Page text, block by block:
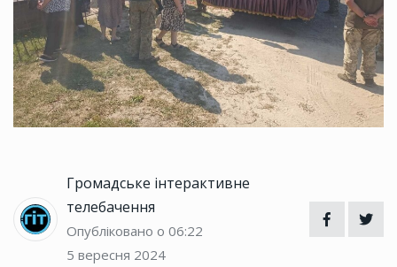
Громадське інтерактивне
телебачення
Опубліковано о 06:22
5 вересня 2024